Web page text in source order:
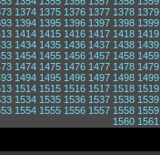
1374 1375 1376 1377 1378 1379
1394 1395 1396 1397 1398 1399
1414 1415 1416 1417 1418 1419
1434 1435 1436 1437 1438 1439
1454 1455 1456 1457 1458 1459
1474 1475 1476 1477 1478 1479
1494 1495 1496 1497 1498 1499
1514 1515 1516 1517 1518 1519
1534 1535 1536 1537 1538 1539
1554 1555 1556 1557 1558 1559
1560 1561